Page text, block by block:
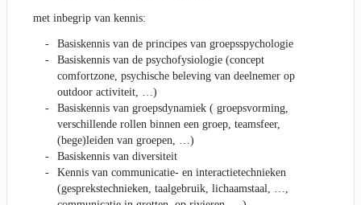
met inbegrip van kennis:
Basiskennis van de principes van groepsspychologie
Basiskennis van de psychofysiologie (concept
comfortzone, psychische beleving van deelnemer op
outdoor activiteit, …)
Basiskennis van groepsdynamiek ( groepsvorming,
verschillende rollen binnen een groep, teamsfeer,
(bege)leiden van groepen, …)
Basiskennis van diversiteit
Kennis van communicatie- en interactietechnieken
(gesprekstechnieken, taalgebruik, lichaamstaal, …,